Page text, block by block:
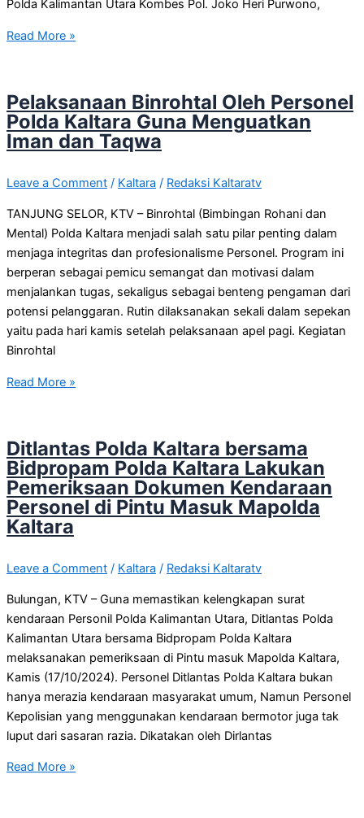
Polda Kalimantan Utara Kombes Pol. Joko Heri Purwono,
Read More »
Pelaksanaan Binrohtal Oleh Personel
Polda Kaltara Guna Menguatkan
Iman dan Taqwa
Leave a Comment / Kaltara / Redaksi Kaltaratv
TANJUNG SELOR, KTV – Binrohtal (Bimbingan Rohani dan
Mental) Polda Kaltara menjadi salah satu pilar penting dalam
menjaga integritas dan profesionalisme Personel. Program ini
berperan sebagai pemicu semangat dan motivasi dalam
menjalankan tugas, sekaligus sebagai benteng pengaman dari
potensi pelanggaran. Rutin dilaksanakan sekali dalam sepekan
yaitu pada hari kamis setelah pelaksanaan apel pagi. Kegiatan
Binrohtal
Read More »
Ditlantas Polda Kaltara bersama
Bidpropam Polda Kaltara Lakukan
Pemeriksaan Dokumen Kendaraan
Personel di Pintu Masuk Mapolda
Kaltara
Leave a Comment / Kaltara / Redaksi Kaltaratv
Bulungan, KTV – Guna memastikan kelengkapan surat
kendaraan Personil Polda Kalimantan Utara, Ditlantas Polda
Kalimantan Utara bersama Bidpropam Polda Kaltara
melaksanakan pemeriksaan di Pintu masuk Mapolda Kaltara,
Kamis (17/10/2024). Personel Ditlantas Polda Kaltara bukan
hanya merazia kendaraan masyarakat umum, Namun Personel
Kepolisian yang menggunakan kendaraan bermotor juga tak
luput dari sasaran razia. Dikatakan oleh Dirlantas
Read More »